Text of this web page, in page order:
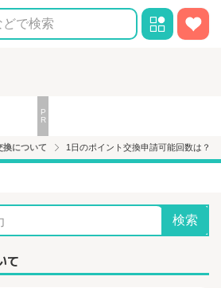
換について 1日のポイント交換申請可能回数は？
検索
て